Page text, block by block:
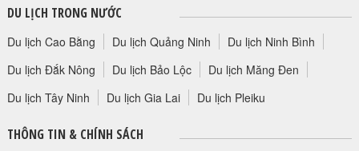
DU LỊCH TRONG NƯỚC
Du lịch Cao Bằng Du lịch Quảng Ninh
Du lịch Ninh Bình
Du lịch Đắk Nông
Du lịch Bảo Lộc
Du lịch Măng Đen
Du lịch Tây Ninh
Du lịch Gia Lai Du lịch Pleiku
THÔNG TIN & CHÍNH SÁCH